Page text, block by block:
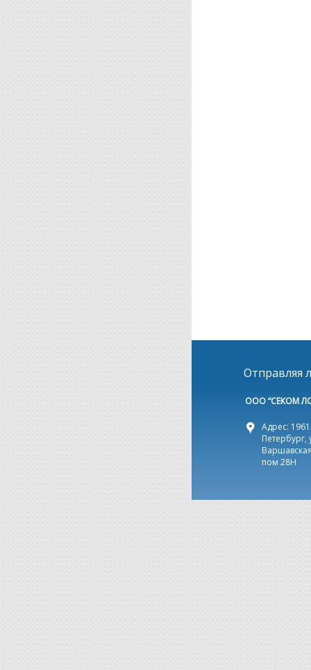
Отправляя
ООО “СЕКОМ
Адрес:
Петербург,
пом 28Н